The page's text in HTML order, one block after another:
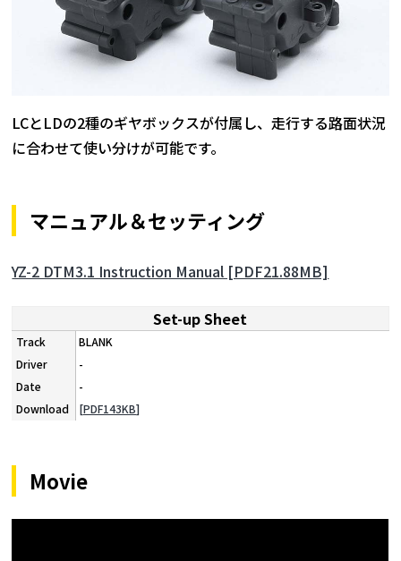
LCとLDの2種のギヤボックスが付属し、走行する路面状況
に合わせて使い分けが可能です。
マニュアル＆セッティング
YZ-2 DTM3.1 Instruction Manual [PDF21.88MB]
Set-up Sheet
BLANK
-
-
[PDF143KB]
Movie